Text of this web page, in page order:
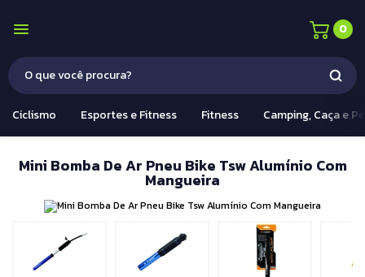
0
Ciclismo Esportes e Fitness Fitness Camping, Caça e
Mini Bomba De Ar Pneu Bike Tsw Alumínio Com
Mangueira